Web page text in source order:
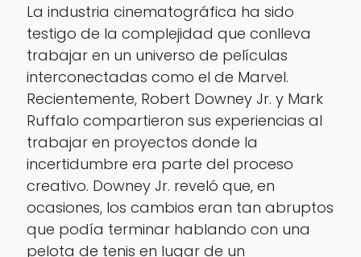
La industria cinematográfica ha sido
testigo de la complejidad que conlleva
trabajar en un universo de películas
interconectadas como el de Marvel.
Recientemente, Robert Downey Jr. y Mark
Ruffalo compartieron sus experiencias al
trabajar en proyectos donde la
incertidumbre era parte del proceso
creativo. Downey Jr. reveló que, en
ocasiones, los cambios eran tan abruptos
que podía terminar hablando con una
pelota de tenis en lugar de un